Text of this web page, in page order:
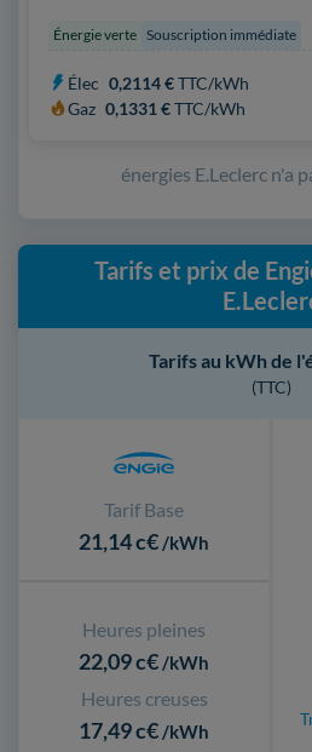
Énergie verte Souscription immédiate
Élec 0,2114 €TTC/kWh
Gaz 0,1331 €TTC/kWh
énergies E.Leclerc n'a
Tarifs et prix de
Tarif Base
21,14 c€ /kWh
Heures pleines
22,09 c€ /kWh
Heures creuses
17,49 c€ /kWh
Tarifs au kWh de
(TTC)